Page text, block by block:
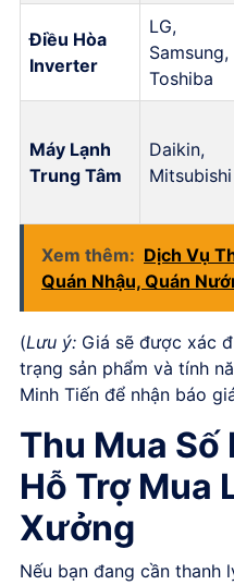
Điều Hòa
Inverter
LG,
Samsung,
Toshiba
Máy Lạnh
Trung Tâm
Daikin,
Mitsubishi
Xem thêm: Dịch Vụ
Quán Nhậu, Quán
(Lưu ý: Giá sẽ được xác
trạng sản phẩm và tính
Minh Tiến để nhận báo
Thu Mua Số
Hỗ Trợ Mua
Xưởng
Nếu bạn đang cần thanh